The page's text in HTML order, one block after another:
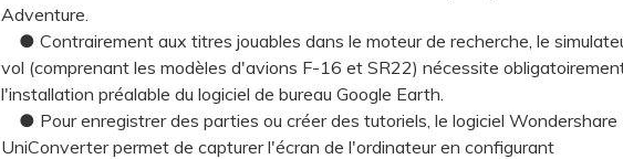
Adventure.
● Contrairement aux titres jouables dans le moteur de recherche, le
vol (comprenant les modèles d'avions F-16 et SR22) nécessite
l'installation préalable du logiciel de bureau Google Earth.
● Pour enregistrer des parties ou créer des tutoriels, le logiciel Wondershare
UniConverter permet de capturer l'écran de l'ordinateur en configurant